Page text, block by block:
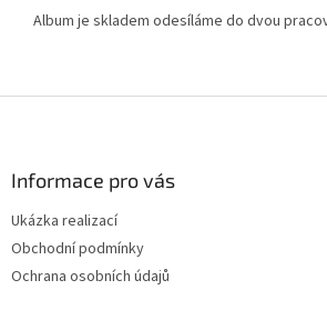
Album je skladem odesíláme do dvou
Informace pro vás
Ukázka realizací
Obchodní podmínky
Ochrana osobních údajů